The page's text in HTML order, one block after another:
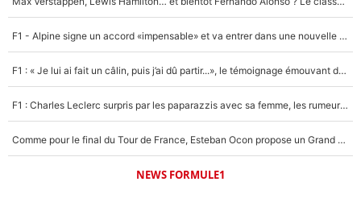
F1 - Alpine signe un accord «impensable» et va entrer dans une nouvelle dimension : Grande nouvelle pour Pierre Gasly !
F1 : « Je lui ai fait un câlin, puis j’ai dû partir...», le témoignage émouvant de Max Verstappen sur sa fille
F1 : Charles Leclerc surpris par les paparazzis avec sa femme, les rumeurs étaient vraies !
Comme pour le final du Tour de France, Esteban Ocon propose un Grand Prix de Formule 1 à Paris : «Autour de l’Arc de Triomphe, ce serait génial» !
NEWS FORMULE1